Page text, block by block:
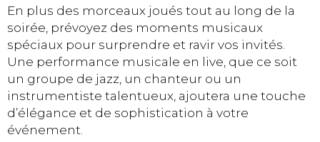
En plus des morceaux joués tout au long de la
soirée, prévoyez des moments musicaux
spéciaux pour surprendre et ravir vos invités.
Une performance musicale en live, que ce soit
un groupe de jazz, un chanteur ou un
instrumentiste talentueux, ajoutera une touche
d’élégance et de sophistication à votre
événement.